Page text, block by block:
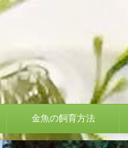
金魚の飼育方法